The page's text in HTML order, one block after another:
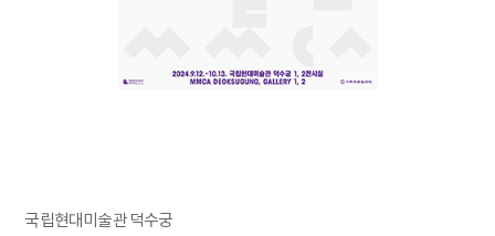
국립현대미술관 덕수궁